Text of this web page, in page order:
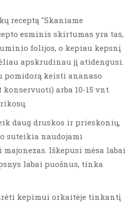
receptą "Skaniame
esminis skirtumas yra tas,
folijos, o kepiau kepsnį
apskrudinau jį atidengusi.
keisti ananaso
arba 10-15 vnt.
daug druskos ir prieskonių,
suteikia naudojami
Iškepusi mėsa labai
labai puošnus, tinka
kepimui orkaitėje tinkantį